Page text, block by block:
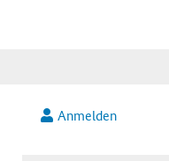
Anmelden